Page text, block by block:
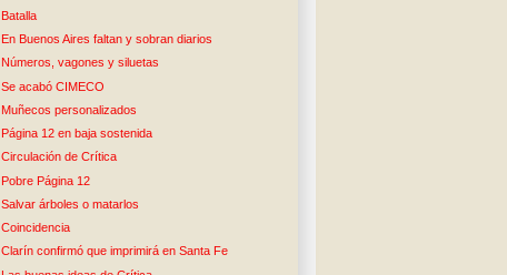
Batalla
En Buenos Aires faltan y sobran diarios
Números, vagones y siluetas
Se acabó CIMECO
Muñecos personalizados
Página 12 en baja sostenida
Circulación de Crítica
Pobre Página 12
Salvar árboles o matarlos
Coincidencia
Clarín confirmó que imprimirá en Santa Fe